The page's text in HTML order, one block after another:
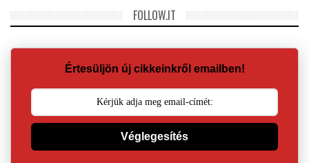
FOLLOW.IT
Értesüljön új cikkeinkről emailben!
Véglegesítés